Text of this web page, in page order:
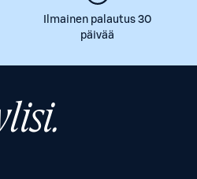
Ilmainen palautus 30
päivää